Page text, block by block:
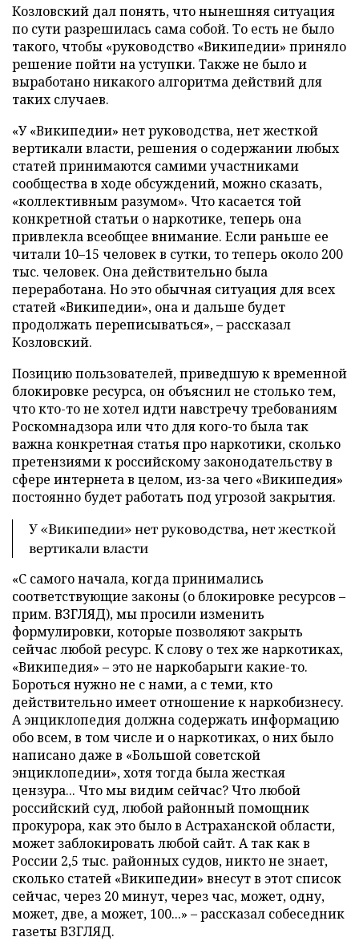
Козловский дал понять, что нынешняя ситуация
по сути разрешилась сама собой. То есть не было
такого, чтобы «руководство «Википедии» приняло
решение пойти на уступки. Также не было и
выработано никакого алгоритма действий для
таких случаев.
«У «Википедии» нет руководства, нет жесткой
вертикали власти, решения о содержании любых
статей принимаются самими участниками
сообщества в ходе обсуждений, можно сказать,
«коллективным разумом». Что касается той
конкретной статьи о наркотике, теперь она
привлекла всеобщее внимание. Если раньше ее
читали 10–15 человек в сутки, то теперь около 200
тыс. человек. Она действительно была
переработана. Но это обычная ситуация для всех
статей «Википедии», она и дальше будет
продолжать переписываться», – рассказал
Козловский.
Позицию пользователей, приведшую к временной
блокировке ресурса, он объяснил не столько тем,
что кто-то не хотел идти навстречу требованиям
Роскомнадзора или что для кого-то была так
важна конкретная статья про наркотики, сколько
претензиями к российскому законодательству в
сфере интернета в целом, из-за чего «Википедия»
постоянно будет работать под угрозой закрытия.
У «Википедии» нет руководства, нет жесткой
вертикали власти
«С самого начала, когда принимались
соответствующие законы (о блокировке ресурсов –
прим. ВЗГЛЯД), мы просили изменить
формулировки, которые позволяют закрыть
сейчас любой ресурс. К слову о тех же наркотиках,
«Википедия» – это не наркобарыги какие-то.
Бороться нужно не с нами, а с теми, кто
действительно имеет отношение к наркобизнесу.
А энциклопедия должна содержать информацию
обо всем, в том числе и о наркотиках, о них было
написано даже в «Большой советской
энциклопедии», хотя тогда была жесткая
цензура... Что мы видим сейчас? Что любой
российский суд, любой районный помощник
прокурора, как это было в Астраханской области,
может заблокировать любой сайт. А так как в
России 2,5 тыс. районных судов, никто не знает,
сколько статей «Википедии» внесут в этот список
сейчас, через 20 минут, через час, может, одну,
может, две, а может, 100...» – рассказал собеседник
газеты ВЗГЛЯД.